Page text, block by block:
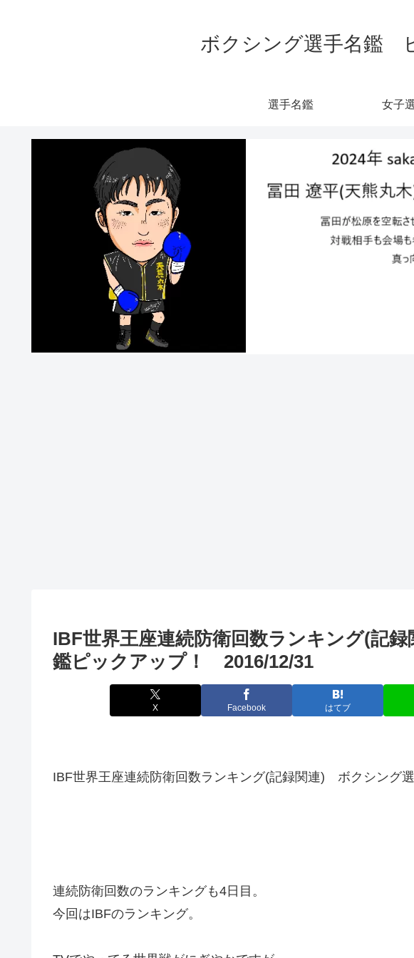
ボクシング選手名鑑
選手名鑑 女子
IBF世界王座連続防衛回数ランキング(記
鑑ピックアップ！ 2016/12/31
X Facebook はてブ
IBF世界王座連続防衛回数ランキング(記録関連) ボクシング
連続防衛回数のランキングも4日目。
今回はIBFのランキング。